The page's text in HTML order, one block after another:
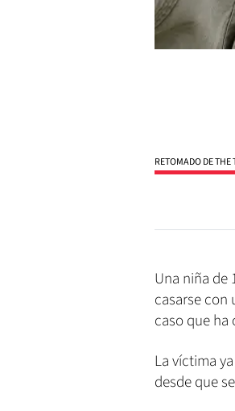
RETOMADO DE THE
Una niña de
casarse con
caso que
La víctima
desde que